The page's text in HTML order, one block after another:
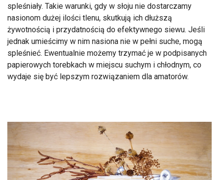
spleśniały. Takie warunki, gdy w słoju nie dostarczamy
nasionom dużej ilości tlenu, skutkują ich dłuższą
żywotnością i przydatnością do efektywnego siewu. Jeśli
jednak umieścimy w nim nasiona nie w pełni suche, mogą
spleśnieć. Ewentualnie możemy trzymać je w podpisanych
papierowych torebkach w miejscu suchym i chłodnym, co
wydaje się być lepszym rozwiązaniem dla amatorów.